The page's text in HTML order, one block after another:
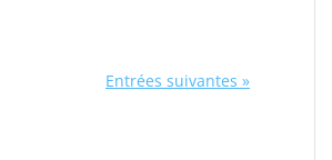
Entrées suivantes »